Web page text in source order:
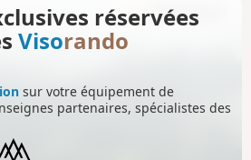
réservées
Visorando
sur votre équipement de
partenaires, spécialistes des